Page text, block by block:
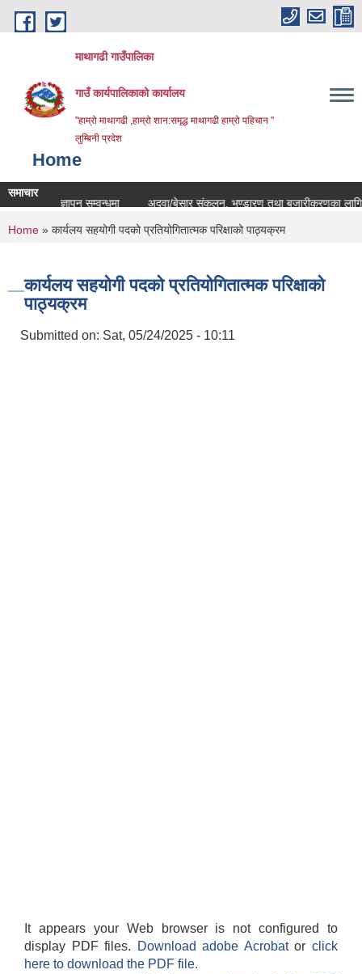
Skip to main content
माथागढी गाउँपालिका
गाउँ कार्यपालिकाको कार्यालय
"हाम्रो माथागढी ,हाम्रो शान:समृद्ध माथागढी हाम्रो पहिचान "
लुम्बिनी प्रदेश
Home
समाचार
बिज्ञापन सम्वन्धमा
अदुवा/बेसार संकलन, भण्डारण तथा बजारीकरणका लागि
You are here
Home » कार्यलय सहयोगी पदको प्रतियोगितात्मक परिक्षाको पाठ्यक्रम
कार्यलय सहयोगी पदको प्रतियोगितात्मक परिक्षाको
पाठ्यक्रम
Submitted on: Sat, 05/24/2025 - 10:11
It appears your Web browser is not configured to
display PDF files.
Download adobe Acrobatorclick
here to download the PDF file.